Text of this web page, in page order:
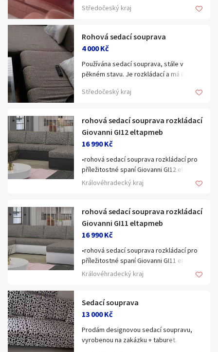
Cena: 5.000,- Velke Popovice 797 771 146
Středočeský kraj
Rohová sedací souprava
4 000 Kč
Používána sedací souprava, stále v
pěkném stavu. Je rozkládací a má úložný
Středočeský kraj
rohová sedací souprava rozkládací
Giovanni GI12 eltapmeb
16 990 Kč
•rohová sedací souprava rozkládací pro
příležitostné spaní Giovanni GI12 eltap
340x200x90 cm
•rozměr ložné plochy u rohové sedací
soupravy 295x120 cm
látka Berlin 01 / eko - kůže Soft 11
vyrobit v levém nebo pravém provedení
Královéhradecký kraj
rohová sedací souprava rozkládací
Giovanni GI11 eltapmeb
16 990 Kč
•rohová sedací souprava rozkládací pro
příležitostné spaní Giovanni GI11 eltap
340x200x90 cm
•rozměr ložné plochy u rohové sedací
soupravy 295x120 cm
Královéhradecký kraj
Sedací souprava
13 000 Kč
Prodám designovou sedací soupravu,
vyrobenou na zakázku + taburet.